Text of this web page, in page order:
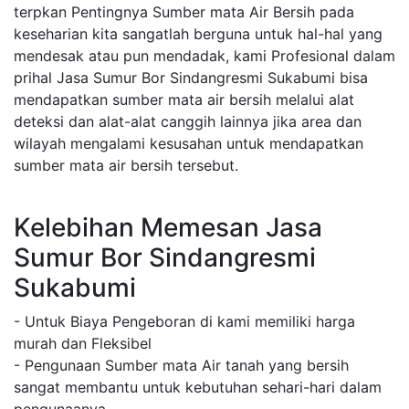
terpkan Pentingnya Sumber mata Air Bersih pada
keseharian kita sangatlah berguna untuk hal-hal yang
mendesak atau pun mendadak, kami Profesional dalam
prihal Jasa Sumur Bor Sindangresmi Sukabumi bisa
mendapatkan sumber mata air bersih melalui alat
deteksi dan alat-alat canggih lainnya jika area dan
wilayah mengalami kesusahan untuk mendapatkan
sumber mata air bersih tersebut.
Kelebihan Memesan Jasa
Sumur Bor Sindangresmi
Sukabumi
- Untuk Biaya Pengeboran di kami memiliki harga
murah dan Fleksibel
- Pengunaan Sumber mata Air tanah yang bersih
sangat membantu untuk kebutuhan sehari-hari dalam